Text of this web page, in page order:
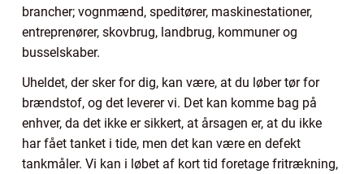
brancher; vognmænd, speditører, maskinestationer,
entreprenører, skovbrug, landbrug, kommuner og
busselskaber.
Uheldet, der sker for dig, kan være, at du løber tør for
brændstof, og det leverer vi. Det kan komme bag på
enhver, da det ikke er sikkert, at årsagen er, at du ikke
har fået tanket i tide, men det kan være en defekt
tankmåler. Vi kan i løbet af kort tid foretage fritrækning,